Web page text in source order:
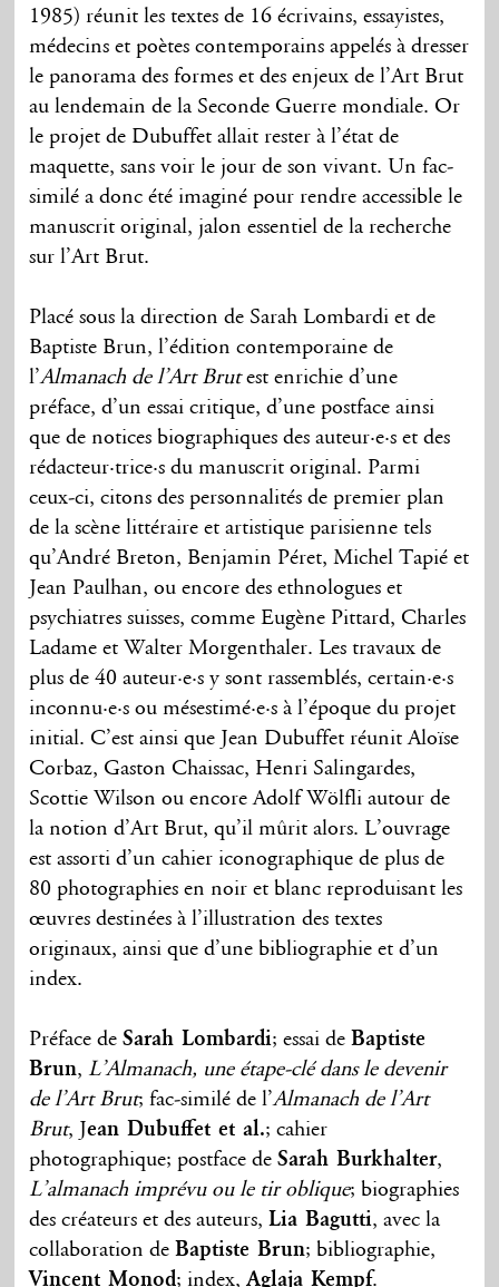
1985) réunit les textes de 16 écrivains, essayistes,
médecins et poètes contemporains appelés à dresser
le panorama des formes et des enjeux de l’Art Brut
au lendemain de la Seconde Guerre mondiale. Or
le projet de Dubuffet allait rester à l’état de
maquette, sans voir le jour de son vivant. Un fac-
similé a donc été imaginé pour rendre accessible le
manuscrit original, jalon essentiel de la recherche
sur l’Art Brut.
Placé sous la direction de Sarah Lombardi et de
Baptiste Brun, l’édition contemporaine de
l’Almanach de l’Art Brutest enrichie d’une
préface, d’un essai critique, d’une postface ainsi
que de notices biographiques des auteur·e·s et des
rédacteur·trice·s du manuscrit original. Parmi
ceux-ci, citons des personnalités de premier plan
de la scène littéraire et artistique parisienne tels
qu’André Breton, Benjamin Péret, Michel Tapié et
Jean Paulhan, ou encore des ethnologues et
psychiatres suisses, comme Eugène Pittard, Charles
Ladame et Walter Morgenthaler. Les travaux de
plus de 40 auteur·e·s y sont rassemblés, certain·e·s
inconnu·e·s ou mésestimé·e·s à l’époque du projet
initial. C’est ainsi que Jean Dubuffet réunit Aloïse
Corbaz, Gaston Chaissac, Henri Salingardes,
Scottie Wilson ou encore Adolf Wölfli autour de
la notion d’Art Brut, qu’il mûrit alors. L’ouvrage
est assorti d’un cahier iconographique de plus de
80 photographies en noir et blanc reproduisant les
œuvres destinées à l’illustration des textes
originaux, ainsi que d’une bibliographie et d’un
index.
Préface deSarah Lombardi; essai deBaptiste
Brun,L’Almanach, une étape-clé dans le devenir
de l’Art Brut; fac-similé de l’Almanach de l’Art
Brut, Jean Dubuffet et al.; cahier
photographique; postface deSarah Burkhalter,
L’almanach imprévu ou le tir oblique; biographies
des créateurs et des auteurs,Lia Bagutti, avec la
collaboration deBaptiste Brun; bibliographie,
Vincent Monod; index,Aglaja Kempf.